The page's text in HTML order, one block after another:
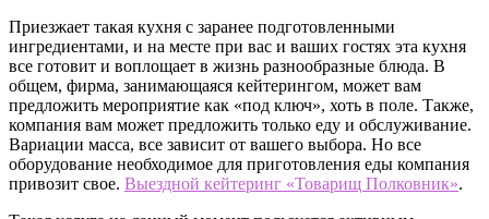
Приезжает такая кухня с заранее подготовленными
ингредиентами, и на месте при вас и ваших гостях эта кухня
все готовит и воплощает в жизнь разнообразные блюда. В
общем, фирма, занимающаяся кейтерингом, может вам
предложить мероприятие как «под ключ», хоть в поле. Также,
компания вам может предложить только еду и обслуживание.
Вариации масса, все зависит от вашего выбора. Но все
оборудование необходимое для приготовления еды компания
привозит свое. Выездной кейтеринг «Товарищ Полковник».